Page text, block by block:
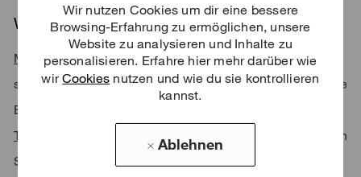
Wir nutzen Cookies um dir eine bessere
Browsing-Erfahrung zu ermöglichen, unsere
Website zu analysieren und Inhalte zu
personalisieren. Erfahre hier mehr darüber wie
wirCookies nutzen und wie du sie kontrollieren
kannst.
Ablehnen
Was wir dir bieten
Mentoring:Im Rahmen unseres Mentoring-Programms
steht dir Mentor:innen für deine fachliche und persönliche
Entwicklung zur Seite.
Trainings:
Für jedes Level deiner Karriere bieten wir dir ein
Set an spezifischen Trainings an. Darüber hinaus kannst